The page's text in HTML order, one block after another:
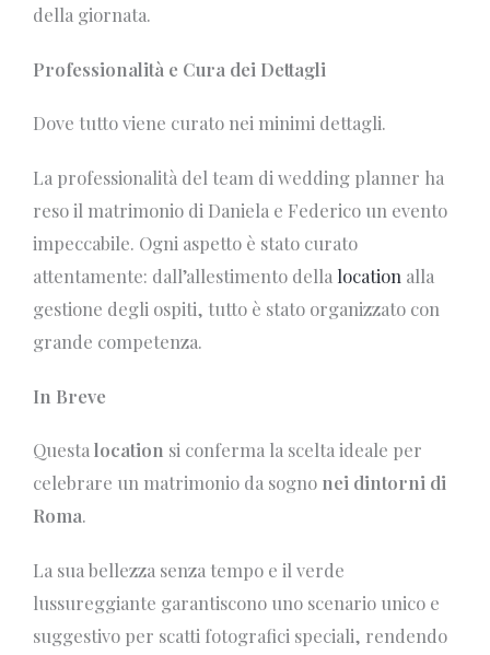
della giornata.
Professionalità e Cura dei Dettagli
Dove tutto viene curato nei minimi dettagli.
La professionalità del team di wedding planner ha
reso il matrimonio di Daniela e Federico un evento
impeccabile. Ogni aspetto è stato curato
attentamente: dall’allestimento della location alla
gestione degli ospiti, tutto è stato organizzato con
grande competenza.
In Breve
Questa location si conferma la scelta ideale per
celebrare un matrimonio da sogno nei dintorni di
Roma.
La sua bellezza senza tempo e il verde
lussureggiante garantiscono uno scenario unico e
suggestivo per scatti fotografici speciali, rendendo